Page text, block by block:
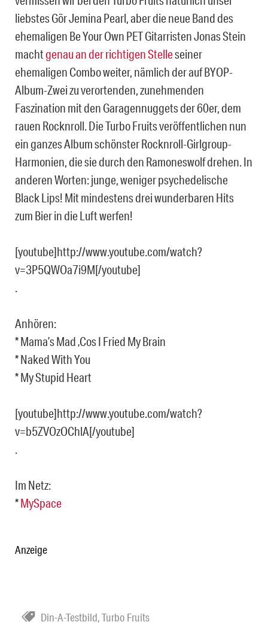
liebstes Gör Jemina Pearl, aber die neue Band des
ehemaligen Be Your Own PET Gitarristen Jonas Stein
machtgenau an der richtigen Stelleseiner
ehemaligen Combo weiter, nämlich der auf BYOP-
Album-Zwei zu verortenden, zunehmenden
Faszination mit den Garagennuggets der 60er, dem
rauen Rocknroll. Die Turbo Fruits veröffentlichen nun
ein ganzes Album schönster Rocknroll-Girlgroup-
Harmonien, die sie durch den Ramoneswolf drehen. In
anderen Worten: junge, weniger psychedelische
Black Lips! Mit mindestens drei wunderbaren Hits
zum Bier in die Luft werfen!
[youtube]http://www.youtube.com/watch?
v=3P5QWOa7i9M[/youtube]
.
Anhören:
* Mama’s Mad ‚Cos I Fried My Brain
* Naked With You
* My Stupid Heart
[youtube]http://www.youtube.com/watch?
v=b5ZVOzOChlA[/youtube]
.
Im Netz:
*MySpace
Anzeige
Din-A-Testbild,Turbo Fruits